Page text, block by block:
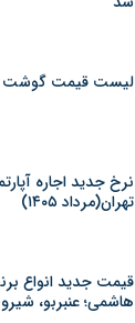
لیست قیمت گوشت مرغ
نرخ جدید اجاره
تهران(مرداد ۱۴۰۵)
هاشمی؛ عنبربو،